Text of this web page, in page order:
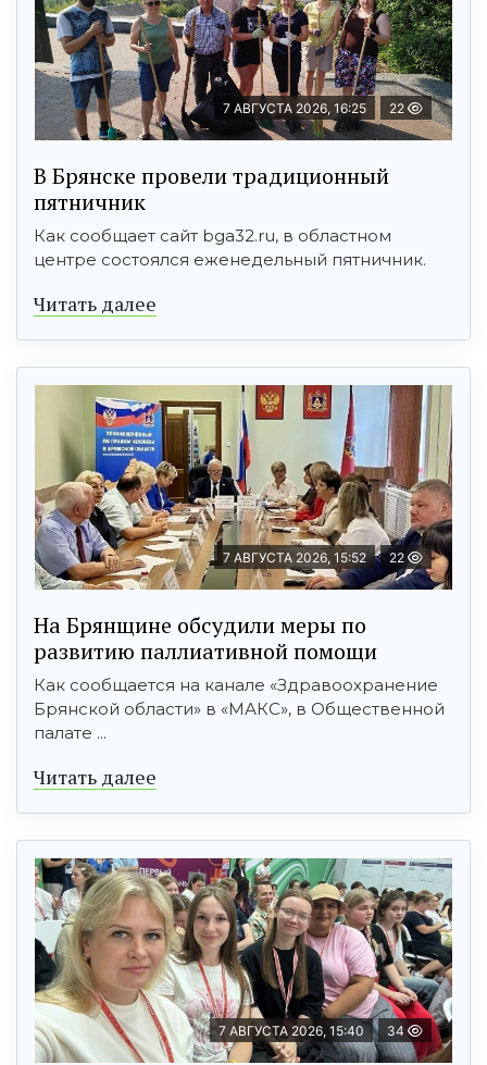
7 АВГУСТА 2026, 16:25 22
В Брянске провели традиционный
пятничник
Как сообщает сайт bga32.ru, в областном
центре состоялся еженедельный пятничник.
Читать далее
7 АВГУСТА 2026, 15:52 22
На Брянщине обсудили меры по
развитию паллиативной помощи
Как сообщается на канале «Здравоохранение
Брянской области» в «МАКС», в Общественной
палате ...
Читать далее
7 АВГУСТА 2026, 15:40 34